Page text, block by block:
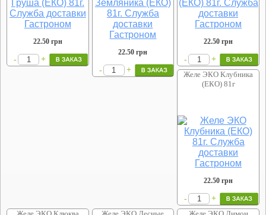
22.50грн
- +
22.50 грн
- +
22.50 грн
-
+
Желе ЭКО Клубника
(ЕКО) 81г
22.50 грн
-
+